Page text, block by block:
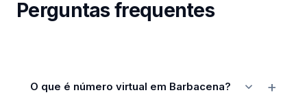
Perguntas frequentes
O que é número virtual em Barbacena?